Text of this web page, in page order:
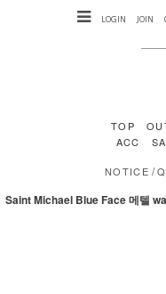
LOGIN JOIN
TOP
ACC
NOTICE /
Saint Michael Blue Face 메텔